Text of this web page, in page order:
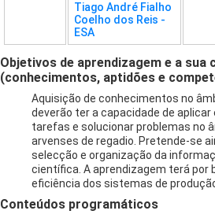
Tiago André Fialho
Coelho dos Reis -
ESA
Objetivos de aprendizagem e a
(conhecimentos, aptidões e
Aquisição de conhecimentos no
deverão ter a capacidade de
tarefas e solucionar problemas no
arvenses de regadio. Pretende-se
selecção e organização da
científica. A aprendizagem terá por
eficiência dos sistemas de
Conteúdos programáticos